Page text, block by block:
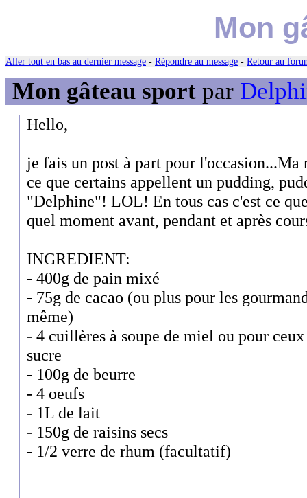
Mon
Aller tout en bas au dernier message - Répondre au message - Retour au
Mon gâteau sport par
Hello,
je fais un post à part pour l'occasion...Ma
ce que certains appellent un pudding,
"Delphine"! LOL! En tous cas c'est ce
quel moment avant, pendant et après
INGREDIENT:
- 400g de pain mixé
- 75g de cacao (ou plus pour les
même)
- 4 cuillères à soupe de miel ou pour
sucre
- 100g de beurre
- 4 oeufs
- 1L de lait
- 150g de raisins secs
- 1/2 verre de rhum (facultatif)